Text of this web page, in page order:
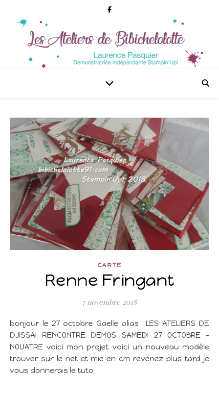
CARTE
Renne Fringant
7 novembre 2018
bonjour le 27 octobre Gaelle alias LES ATELIERS DE
DJISSAI RENCONTRE DEMOS SAMEDI 27 OCTOBRE –
NOUATRE voici mon projet voici un nouveau modèle
trouver sur le net et mie en cm revenez plus tard je
vous donnerais le tuto